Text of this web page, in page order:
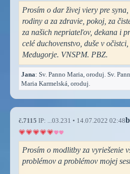
Prosím o dar živej viery pre
rodiny a za zdravie, pokoj, za
za našich nepriateľov, dekana i
celé duchovenstvo, duše v
Medugorje. VNSPM. PBZ.
Jana: Sv. Panno Maria, oroduj. Sv.
Maria Karmelská, oroduj.
č.7115 IP: ...03.231 • 14.07.2022 02:48
Prosím o modlitby za vyriešenie
problémov a problémov mojej